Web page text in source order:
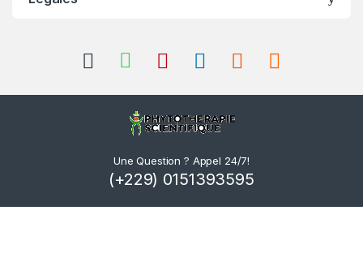
Une Question ? Appel 24/7!
(+229) 0151393595